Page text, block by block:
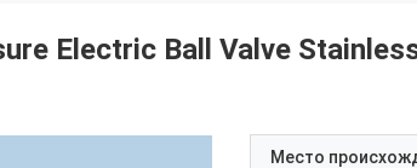
Electric Ball Valve
Место